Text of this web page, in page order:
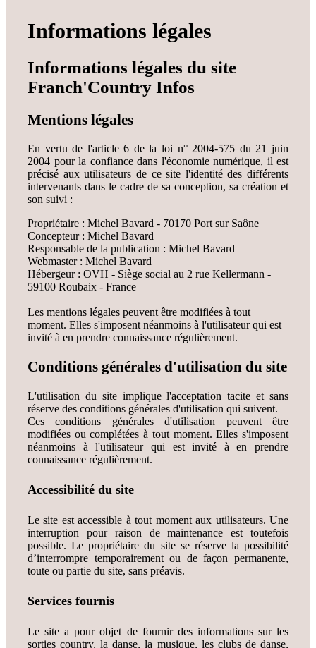
Informations légales
Informations légales du site
Franch'Country Infos
Mentions légales
En vertu de l'article 6 de la loi n° 2004-575 du 21 juin
2004 pour la confiance dans l'économie numérique, il est
précisé aux utilisateurs de ce site l'identité des différents
intervenants dans le cadre de sa conception, sa création et
son suivi :
Propriétaire : Michel Bavard - 70170 Port sur Saône
Concepteur : Michel Bavard
Responsable de la publication : Michel Bavard
Webmaster : Michel Bavard
Hébergeur : OVH - Siège social au 2 rue Kellermann -
59100 Roubaix - France
Les mentions légales peuvent être modifiées à tout
moment. Elles s'imposent néanmoins à l'utilisateur qui est
invité à en prendre connaissance régulièrement.
Conditions générales d'utilisation du site
L'utilisation du site implique l'acceptation tacite et sans
réserve des conditions générales d'utilisation qui suivent.
Ces conditions générales d'utilisation peuvent être
modifiées ou complétées à tout moment. Elles s'imposent
néanmoins à l'utilisateur qui est invité à en prendre
connaissance régulièrement.
Accessibilité du site
Le site est accessible à tout moment aux utilisateurs. Une
interruption pour raison de maintenance est toutefois
possible. Le propriétaire du site se réserve la possibilité
d’interrompre temporairement ou de façon permanente,
toute ou partie du site, sans préavis.
Services fournis
Le site a pour objet de fournir des informations sur les
sorties country, la danse, la musique, les clubs de danse,